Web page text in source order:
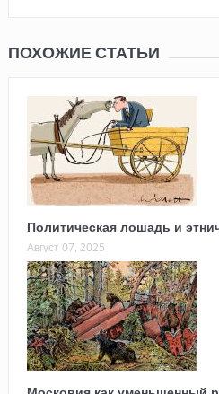
ПОХОЖИЕ СТАТЬИ
Политическая лошадь и
Август 07, 2025